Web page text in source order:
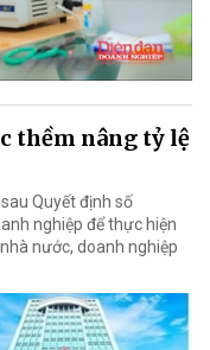
thềm nâng tỷ lệ
Quyết định số
nghiệp để thực hiện
nước, doanh nghiệp